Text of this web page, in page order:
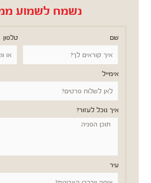
נשמח לשמוע
שם טלפון
אימייל
איך נוכל לעזור?
עיר